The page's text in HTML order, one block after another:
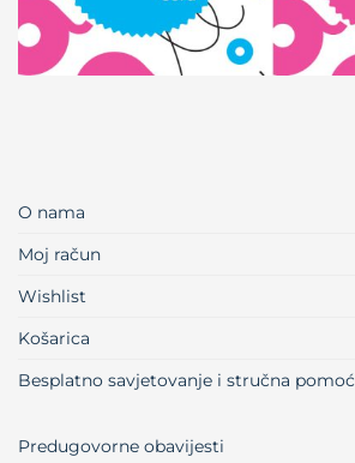
O nama
Moj račun
Wishlist
Košarica
Besplatno savjetovanje i stručna pomoć
Predugovorne obavijesti